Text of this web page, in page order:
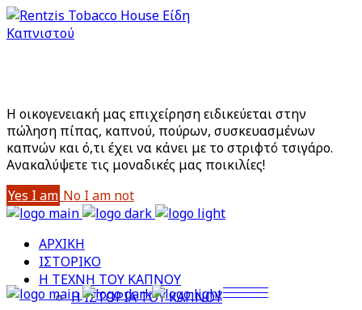
Είστε άνω των 18;
Η οικογενειακή μας επιχείρηση ειδικεύεται στην
πώληση πίπας, καπνού, πούρων, συσκευασμένων
καπνών και ό,τι έχει να κάνει με το στριφτό τσιγάρο.
Aνακαλύψετε τις μοναδικές μας ποικιλίες!
Yes I am No I am not
ΑΡΧΙΚΗ
ΙΣΤΟΡΙΚΟ
Η ΤΕΧΝΗ ΤΟΥ ΚΑΠΝΟΥ
Η ΙΣΤΟΡΙΑ ΤΟΥ ΚΑΠΝΟΥ